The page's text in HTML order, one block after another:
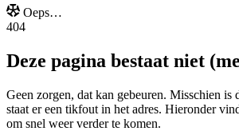
Oeps…
404
Deze pagina bestaat niet
Geen zorgen, dat kan gebeuren. Misschien is
staat er een tikfout in het adres. Hieronder
om snel weer verder te komen.